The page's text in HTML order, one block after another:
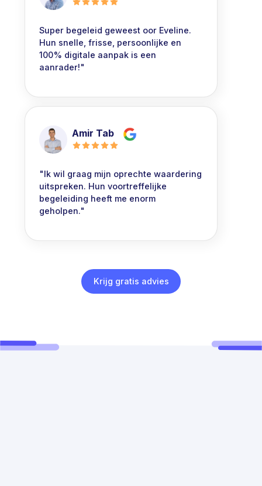
Super begeleid geweest oor Eveline.
Hun snelle, frisse, persoonlijke en
100% digitale aanpak is een
aanrader!"
Amir Tab
"Ik wil graag mijn oprechte waardering
uitspreken. Hun voortreffelijke
begeleiding heeft me enorm
geholpen."
Krijg gratis advies